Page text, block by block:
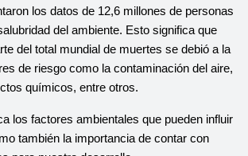
los datos de 12,6 millones de personas
del ambiente. Esto significa que
del total mundial de muertes se debió a la
de riesgo como la contaminación del aire,
químicos, entre otros.
los factores ambientales que pueden influir
también la importancia de contar con